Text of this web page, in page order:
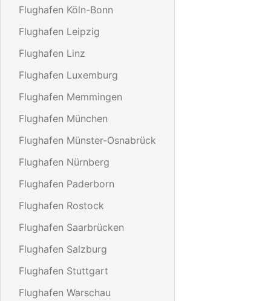
Flughafen Köln-Bonn
Flughafen Leipzig
Flughafen Linz
Flughafen Luxemburg
Flughafen Memmingen
Flughafen München
Flughafen Münster-Osnabrück
Flughafen Nürnberg
Flughafen Paderborn
Flughafen Rostock
Flughafen Saarbrücken
Flughafen Salzburg
Flughafen Stuttgart
Flughafen Warschau